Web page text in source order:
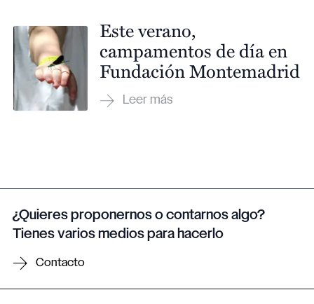
Este verano,
campamentos de día en
Fundación Montemadrid
¿Quieres proponernos o contarnos algo?
Tienes varios medios para hacerlo
Contacto